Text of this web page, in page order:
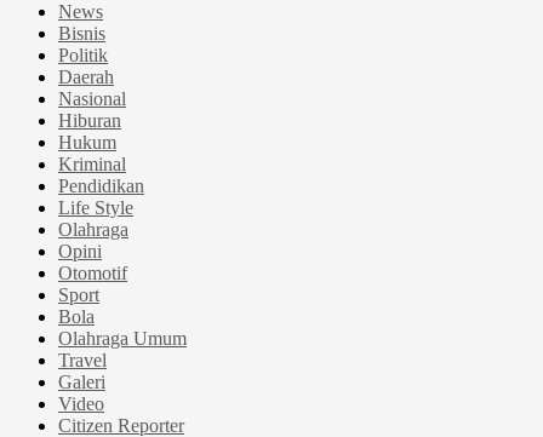
News
Bisnis
Politik
Daerah
Nasional
Hiburan
Hukum
Kriminal
Pendidikan
Life Style
Olahraga
Opini
Otomotif
Sport
Bola
Olahraga Umum
Travel
Galeri
Video
Citizen Reporter